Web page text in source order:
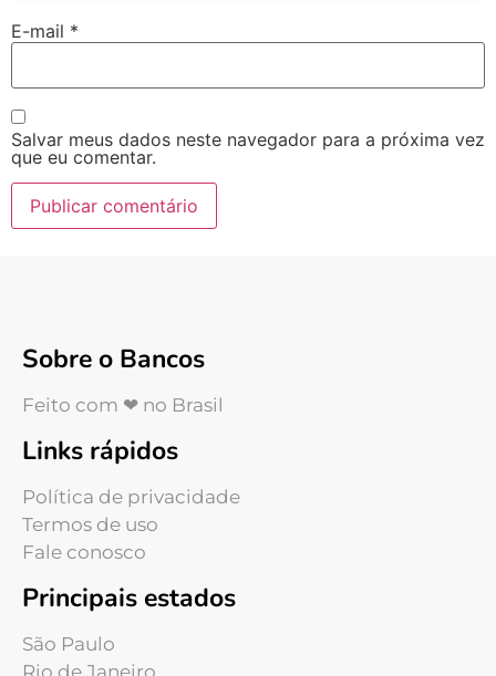
E-mail *
Salvar meus dados neste navegador para a próxima vez
que eu comentar.
Sobre o Bancos
Feito com ❤ no Brasil
Links rápidos
Política de privacidade
Termos de uso
Fale conosco
Principais estados
São Paulo